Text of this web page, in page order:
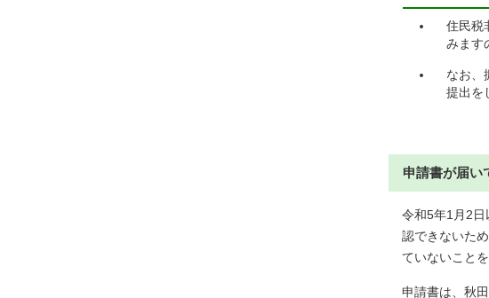
住民税
みます
なお、
提出を
申請書が届い
令和5年1月2日
認できないた
ていないこと
申請書は、秋